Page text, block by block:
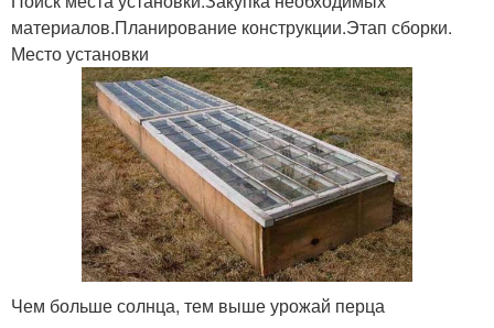
материалов.Планирование конструкции.Этап сборки.
Место установки
Чем больше солнца, тем выше урожай перца